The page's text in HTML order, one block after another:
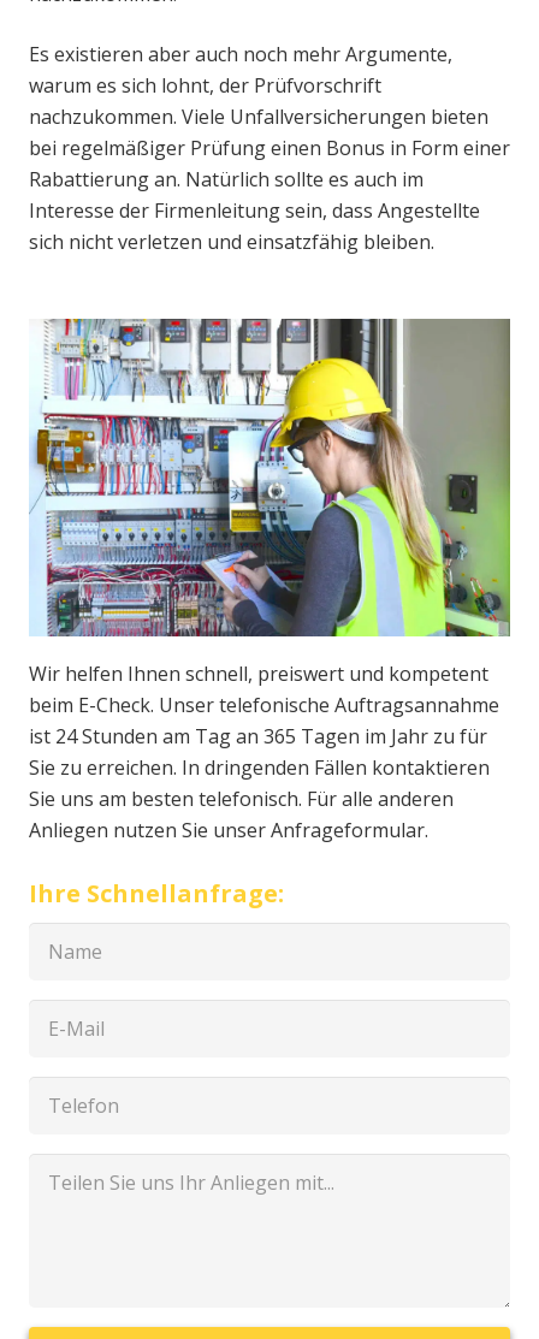
Es existieren aber auch noch mehr Argumente,
warum es sich lohnt, der Prüfvorschrift
nachzukommen. Viele Unfallversicherungen bieten
bei regelmäßiger Prüfung einen Bonus in Form einer
Rabattierung an. Natürlich sollte es auch im
Interesse der Firmenleitung sein, dass Angestellte
sich nicht verletzen und einsatzfähig bleiben.
Wir helfen Ihnen schnell, preiswert und kompetent
beim E-Check. Unser telefonische Auftragsannahme
ist 24 Stunden am Tag an 365 Tagen im Jahr zu für
Sie zu erreichen. In dringenden Fällen kontaktieren
Sie uns am besten telefonisch. Für alle anderen
Anliegen nutzen Sie unser Anfrageformular.
Ihre Schnellanfrage: